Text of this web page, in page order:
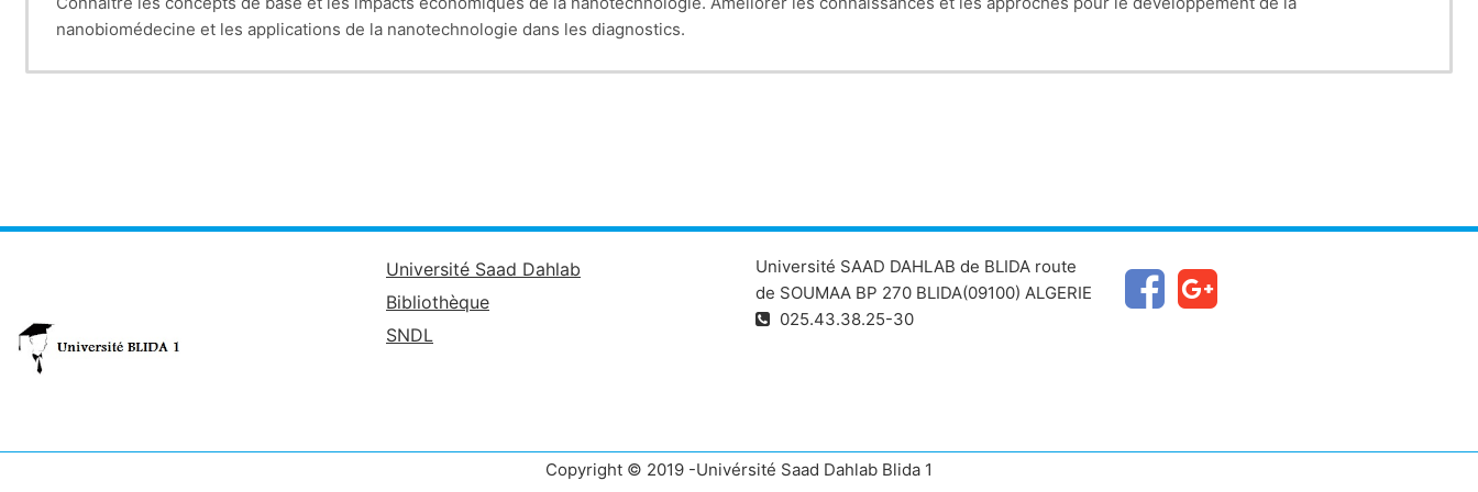
nanobiomédecine et les applications de la nanotechnologie dans les diagnostics.
Université Saad Dahlab
Bibliothèque
SNDL
Université SAAD DAHLAB de BLIDA route
de SOUMAA BP 270 BLIDA(09100) ALGERIE
025.43.38.25-30
Copyright © 2019 -Univérsité Saad Dahlab Blida 1